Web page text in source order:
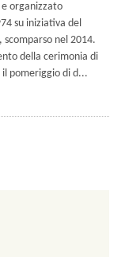
e organizzato
su iniziativa del
nel 2014.
della cerimonia di
pomeriggio di d...